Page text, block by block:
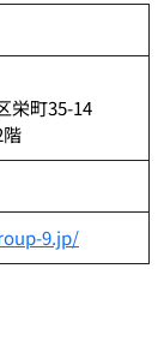
栄町35-14
9.jp/